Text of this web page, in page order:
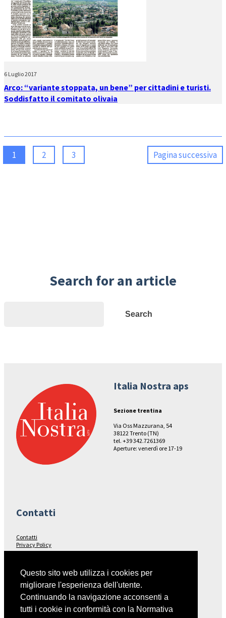
6 Luglio 2017
Arco: “variante stoppata, un bene” per cittadini e turisti.
Soddisfatto il comitato olivaia
1 2 3 Pagina successiva
Search for an article
Search
Italia Nostra aps
Sezione trentina
Via Oss Mazzurana, 54
38122 Trento (TN)
tel. +39 342.7261369
Aperture: venerdì ore 17-19
Contatti
Contatti
Privacy Policy
Seguici su…
Facebook
Questo sito web utilizza i cookies per
migliorare l'esperienza dell'utente.
Continuando la navigazione acconsenti a
tutti i cookie in conformità con la Normativa